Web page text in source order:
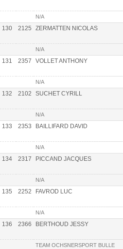
N/A
130 2125 ZERMATTEN NICOLAS
N/A
131 2357 VOLLET ANTHONY
N/A
132 2102 SUCHET CYRILL
N/A
133 2353 BAILLIFARD DAVID
N/A
134 2317 PICCAND JACQUES
N/A
135 2252 FAVROD LUC
N/A
136 2366 BERTHOUD JESSY
TEAM OCHSNERSPORT BULLE